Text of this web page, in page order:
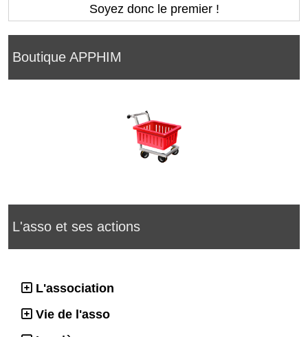
Boutique APPHIM
L'asso et ses actions
L'association
Vie de l'asso
Soyez donc le premier !